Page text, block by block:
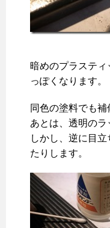
暗めのプラステ
っぽくなります。
同色の塗料でも補
あとは、透明のラ
しかし、逆に目
たりします。